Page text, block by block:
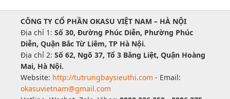
CÔNG TY CỔ PHẦN OKASU VIỆT NAM – HÀ NỘI
Địa chỉ 1: Số 30, Đường Phúc Diễn, Phường Phúc
Diễn, Quận Bắc Từ Liêm, TP Hà Nội.
Địa chỉ 2: Số 62, Ngõ 37, Tổ 3 Bằng Liệt, Quận Hoàng
Mai, Hà Nội.
Website: http://tutrungbaysieuthi.com - Email:
okasuvietnam@gmail.com